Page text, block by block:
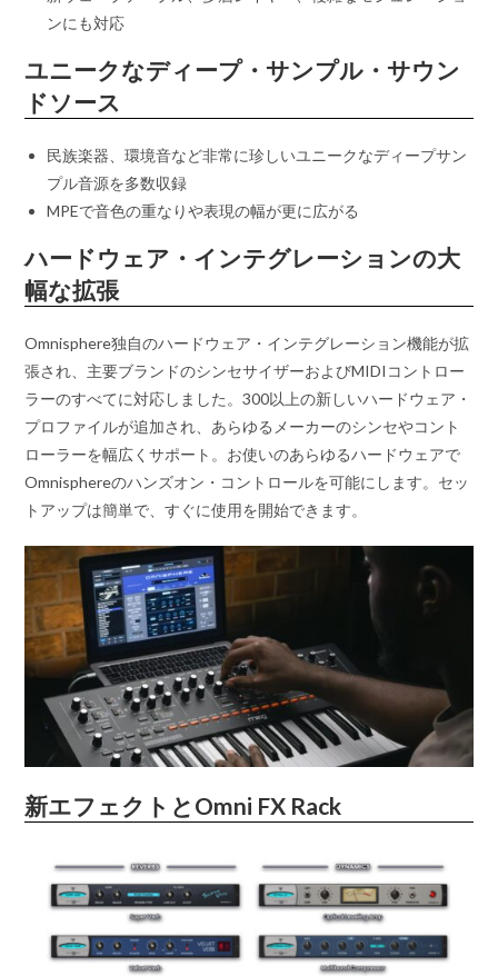
ンにも対応
ユニークなディープ・サンプル・サウン
ドソース
民族楽器、環境音など非常に珍しいユニークなディープサン
プル音源を多数収録
MPEで音色の重なりや表現の幅が更に広がる
ハードウェア・インテグレーションの大
幅な拡張
Omnisphere独自のハードウェア・インテグレーション機能が拡
張され、主要ブランドのシンセサイザーおよびMIDIコントロー
ラーのすべてに対応しました。300以上の新しいハードウェア・
プロファイルが追加され、あらゆるメーカーのシンセやコント
ローラーを幅広くサポート。お使いのあらゆるハードウェアで
Omnisphereのハンズオン・コントロールを可能にします。セッ
トアップは簡単で、すぐに使用を開始できます。
新エフェクトとOmni FX Rack